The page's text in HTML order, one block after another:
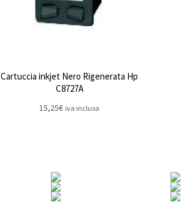
Cartuccia inkjet Nero Rigenerata Hp
C8727A
15,25€ iva inclusa